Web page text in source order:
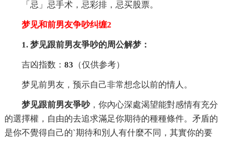
「忌」忌手术，忌彩排，忌买股票。
梦见和前男友争吵纠缠2
1. 梦见跟前男友爭吵的周公解梦：
吉凶指数： 83 （仅供参考）
梦见前男友，预示自己非常想念以前的情人。
梦见跟前男友爭吵，你內心深處渴望能對感情有充分
的選擇權，自由的去追求滿足你期待的種種條件。矛盾的
是你不覺得自己的`期待和別人有什麼不同，其實你的要